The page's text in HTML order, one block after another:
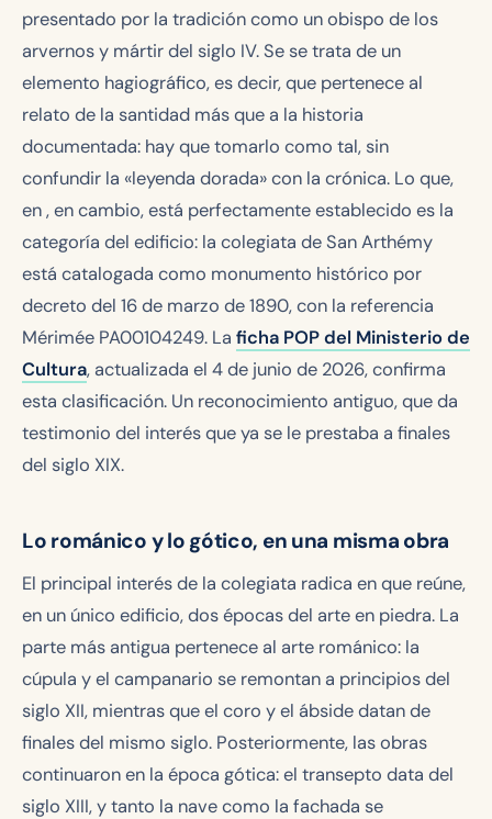
presentado por la tradición como un obispo de los
arvernos y mártir del siglo IV. Se se trata de un
elemento hagiográfico, es decir, que pertenece al
relato de la santidad más que a la historia
documentada: hay que tomarlo como tal, sin
confundir la «leyenda dorada» con la crónica. Lo que,
en , en cambio, está perfectamente establecido es la
categoría del edificio: la colegiata de San Arthémy
está catalogada como monumento histórico por
decreto del 16 de marzo de 1890, con la referencia
Mérimée PA00104249. La ficha POP del Ministerio de
Cultura, actualizada el 4 de junio de 2026, confirma
esta clasificación. Un reconocimiento antiguo, que da
testimonio del interés que ya se le prestaba a finales
del siglo XIX.
Lo románico y lo gótico, en una misma obra
El principal interés de la colegiata radica en que reúne,
en un único edificio, dos épocas del arte en piedra. La
parte más antigua pertenece al arte románico: la
cúpula y el campanario se remontan a principios del
siglo XII, mientras que el coro y el ábside datan de
finales del mismo siglo. Posteriormente, las obras
continuaron en la época gótica: el transepto data del
siglo XIII, y tanto la nave como la fachada se